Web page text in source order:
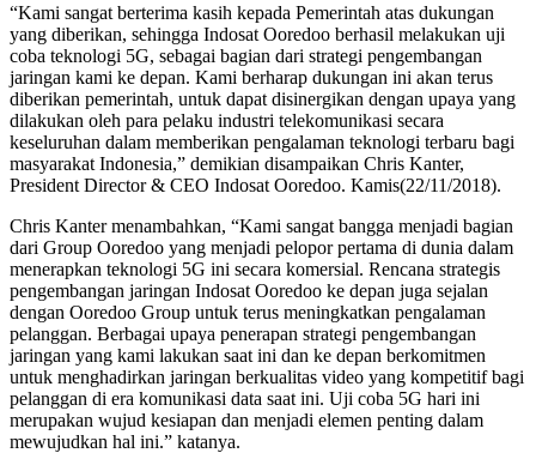
“Kami sangat berterima kasih kepada Pemerintah atas dukungan
yang diberikan, sehingga Indosat Ooredoo berhasil melakukan uji
coba teknologi 5G, sebagai bagian dari strategi pengembangan
jaringan kami ke depan. Kami berharap dukungan ini akan terus
diberikan pemerintah, untuk dapat disinergikan dengan upaya yang
dilakukan oleh para pelaku industri telekomunikasi secara
keseluruhan dalam memberikan pengalaman teknologi terbaru bagi
masyarakat Indonesia,” demikian disampaikan Chris Kanter,
President Director & CEO Indosat Ooredoo. Kamis(22/11/2018).
Chris Kanter menambahkan, “Kami sangat bangga menjadi bagian
dari Group Ooredoo yang menjadi pelopor pertama di dunia dalam
menerapkan teknologi 5G ini secara komersial. Rencana strategis
pengembangan jaringan Indosat Ooredoo ke depan juga sejalan
dengan Ooredoo Group untuk terus meningkatkan pengalaman
pelanggan. Berbagai upaya penerapan strategi pengembangan
jaringan yang kami lakukan saat ini dan ke depan berkomitmen
untuk menghadirkan jaringan berkualitas video yang kompetitif bagi
pelanggan di era komunikasi data saat ini. Uji coba 5G hari ini
merupakan wujud kesiapan dan menjadi elemen penting dalam
mewujudkan hal ini.” katanya.